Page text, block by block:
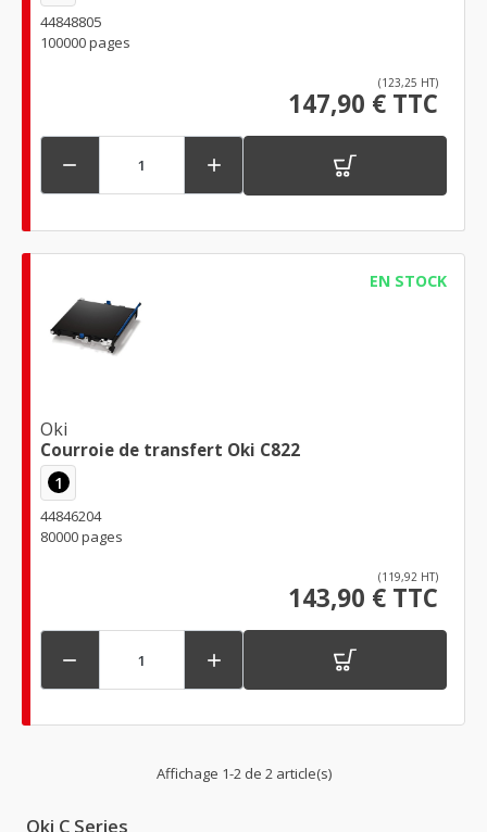
44848805
100000 pages
(123,25 HT)
147,90 € TTC
 
EN STOCK
Oki
Courroie de transfert Oki C822
1
44846204
80000 pages
(119,92 HT)
143,90 € TTC
 
Affichage 1-2 de 2 article(s)
Oki C Series